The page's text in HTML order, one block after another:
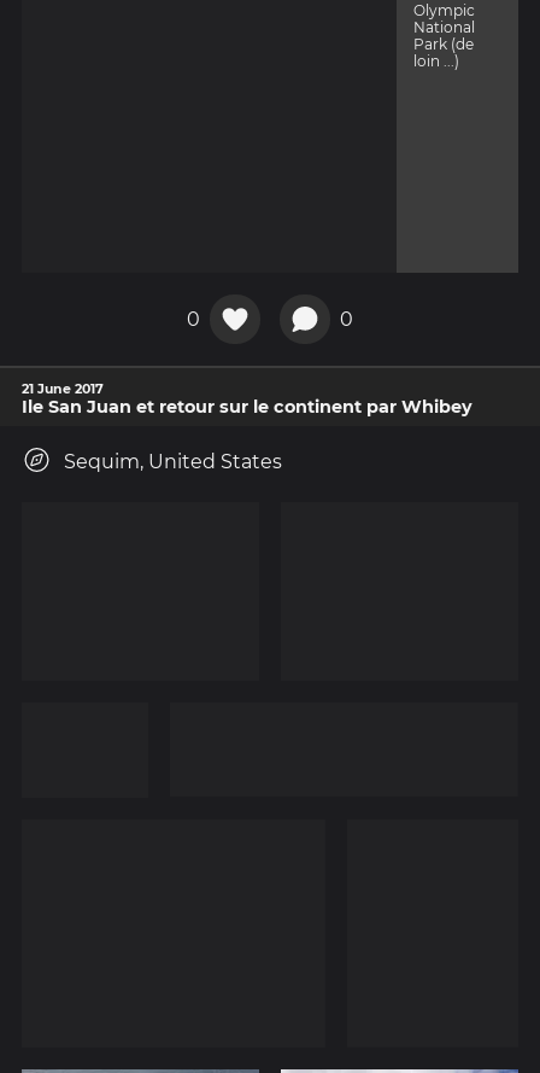
Olympic
National
Park (de
loin ...)
0 0
21 June 2017
Ile San Juan et retour sur le continent par Whibey
Sequim, United States